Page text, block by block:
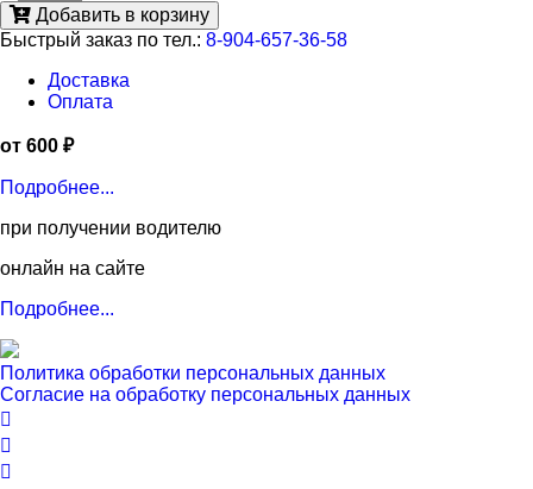
Добавить в корзину
Быстрый заказ по тел.: 8-904-657-36-58
Доставка
Оплата
от 600 ₽
Подробнее...
при получении водителю
онлайн на сайте
Подробнее...
Политика обработки персональных данных
Согласие на обработку персональных данных